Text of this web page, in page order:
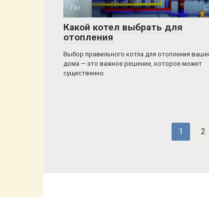
Газ
Какой котел выбрать для
отопления
Выбор правильного котла для отопления
дома — это важное решение, которое может
существенно
1 2